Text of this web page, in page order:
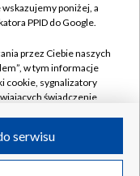
w likwidacji
poniżej, a
PPID do Google.
przez Ciebie naszych
w tym informacje
cookie, sygnalizatory
świadczenie
przez Ciebie
serwisu